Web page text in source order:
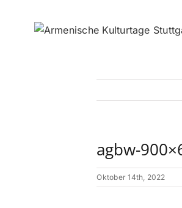
agbw-
Oktober 14th, 2022